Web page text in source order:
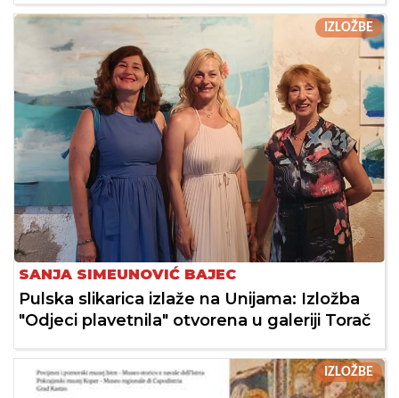
IZLOŽBE
SANJA SIMEUNOVIĆ BAJEC
Pulska slikarica izlaže na Unijama: Izložba
"Odjeci plavetnila" otvorena u galeriji Torač
IZLOŽBE